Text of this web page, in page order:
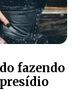
fazendo